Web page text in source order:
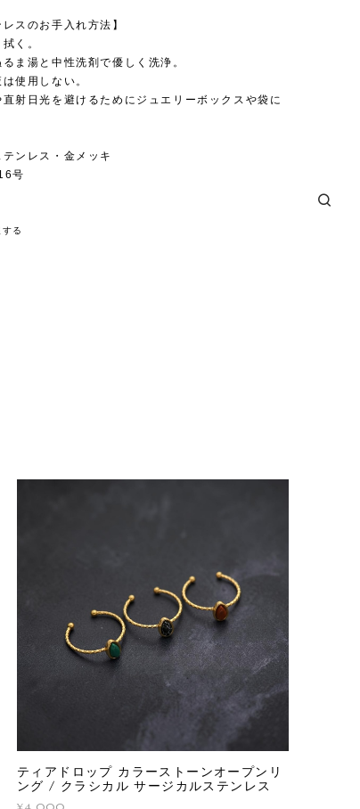
スのお手入れ方法】
く。
ま湯と中性洗剤で優しく洗浄。
使用しない。
直射日光を避けるためにジュエリーボックスや袋に
ンレス・金メッキ
号
る
ティアドロップ カラーストーンオープンリ
ング / クラシカル サージカルステンレス